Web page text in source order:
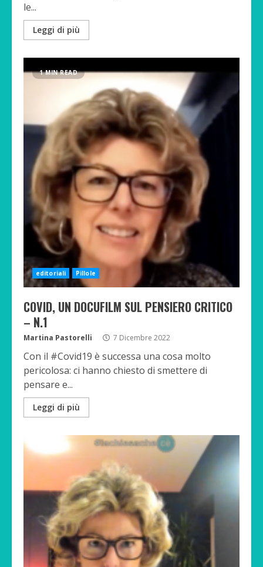
le...
Leggi di più
1 MIN READ
editoriali Pillole
COVID, UN DOCUFILM SUL PENSIERO CRITICO
– N.1
Martina Pastorelli 7 Dicembre 2022
Con il #Covid19 è successa una cosa molto
pericolosa: ci hanno chiesto di smettere di
pensare e...
Leggi di più